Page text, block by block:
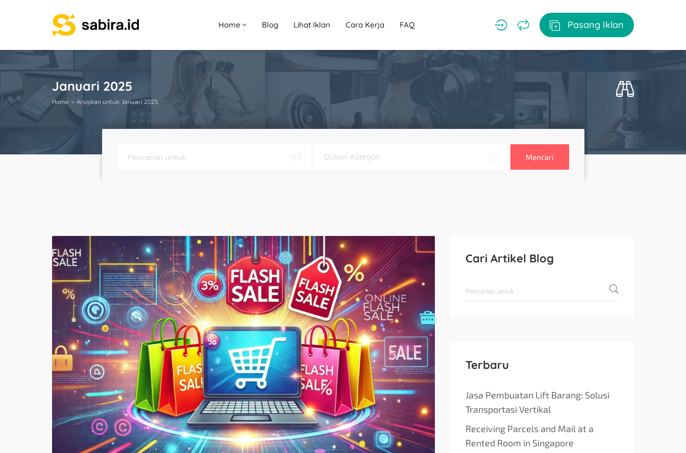
Home Blog Lihat Iklan Cara Kerja FAQ Pasang Iklan
Januari 2025
Home Arsipkan untuk: Januari 2025
Mencari
Cari Artikel Blog
Terbaru
Jasa Pembuatan Lift Barang: Solusi
Transportasi Vertikal
Receiving Parcels and Mail at a
Rented Room in Singapore